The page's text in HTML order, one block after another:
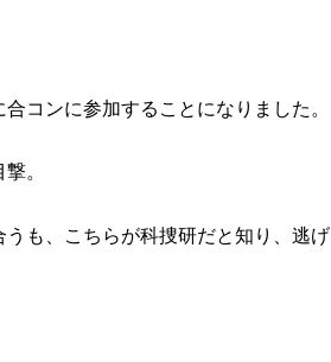
コンに参加することになりました。
。
も、こちらが科捜研だと知り、逃げ